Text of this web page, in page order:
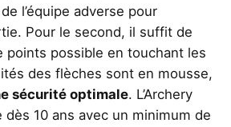
l’équipe adverse pour
Pour le second, il suffit de
points possible en touchant les
des flèches sont en mousse,
sécurité optimale. L’Archery
dès 10 ans avec un minimum de